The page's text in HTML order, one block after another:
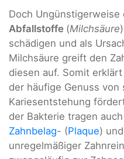
Doch
Abfallstoffe (Milchsäure
schädigen und als
Milchsäure greift den
diesen auf. Somit
der häufige Genuss
Kariesentstehung
der Bakterie tragen
Zahnbelag- (Plaque)
unregelmäßiger